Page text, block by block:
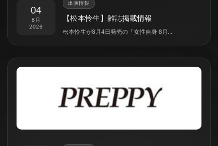
04
8月
2026
出演情報
【松本怜生】雑誌掲載情報
松本怜生が8月4日発売の「女性自身 8月...